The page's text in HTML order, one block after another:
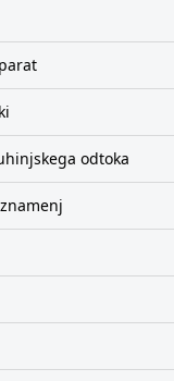
odtoka